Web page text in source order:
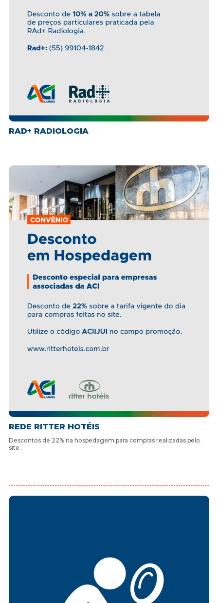
RAD+ RADIOLOGIA
REDE RITTER HOTÉIS
Descontos de 22% na hospedagem para compras realizadas pelo
site.